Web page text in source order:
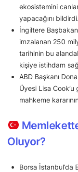
ekosistemini
yapacağını bildirdi.
İngiltere
imzalanan 250
tarihinin bu
kişiye istihdam
ABD Başkanı
Üyesi Lisa
mahkeme
Oluyor?
Borsa İstanbul’da